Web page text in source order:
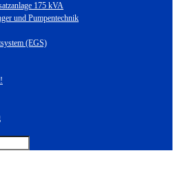
175 kVA
und Pumpentechnik
(EGS)